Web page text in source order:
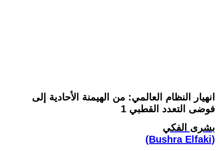
انهيار النظام العالمي: من الهيمنة الأحادية إلى
فوضى التعدد القطبي 1
بشرى الفكي
(Bushra Elfaki)